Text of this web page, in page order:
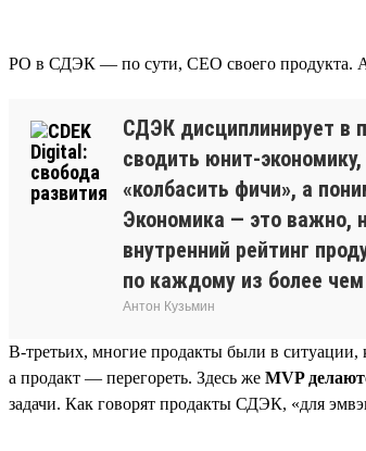
PO в СДЭК — по сути, CEO своего продукта.
СДЭК дисциплинирует в
сводить юнит-
«колбасить фичи», а
Экономика — это важно,
внутренний рейтинг
по каждому из более
Антон Кузьмин
В-третьих, многие продакты были в ситуации,
а продакт — перегореть. Здесь же MVP
задачи. Как говорят продакты СДЭК, «для